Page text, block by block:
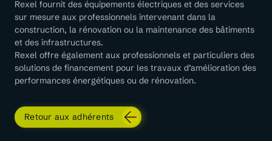
Retour aux adhérents
Rexel fournit des équipements électriques et des services
sur mesure aux professionnels intervenant dans la
construction, la rénovation ou la maintenance des bâtiments
et des infrastructures.
Rexel offre également aux professionnels et particuliers des
solutions de financement pour les travaux d’amélioration des
performances énergétiques ou de rénovation.